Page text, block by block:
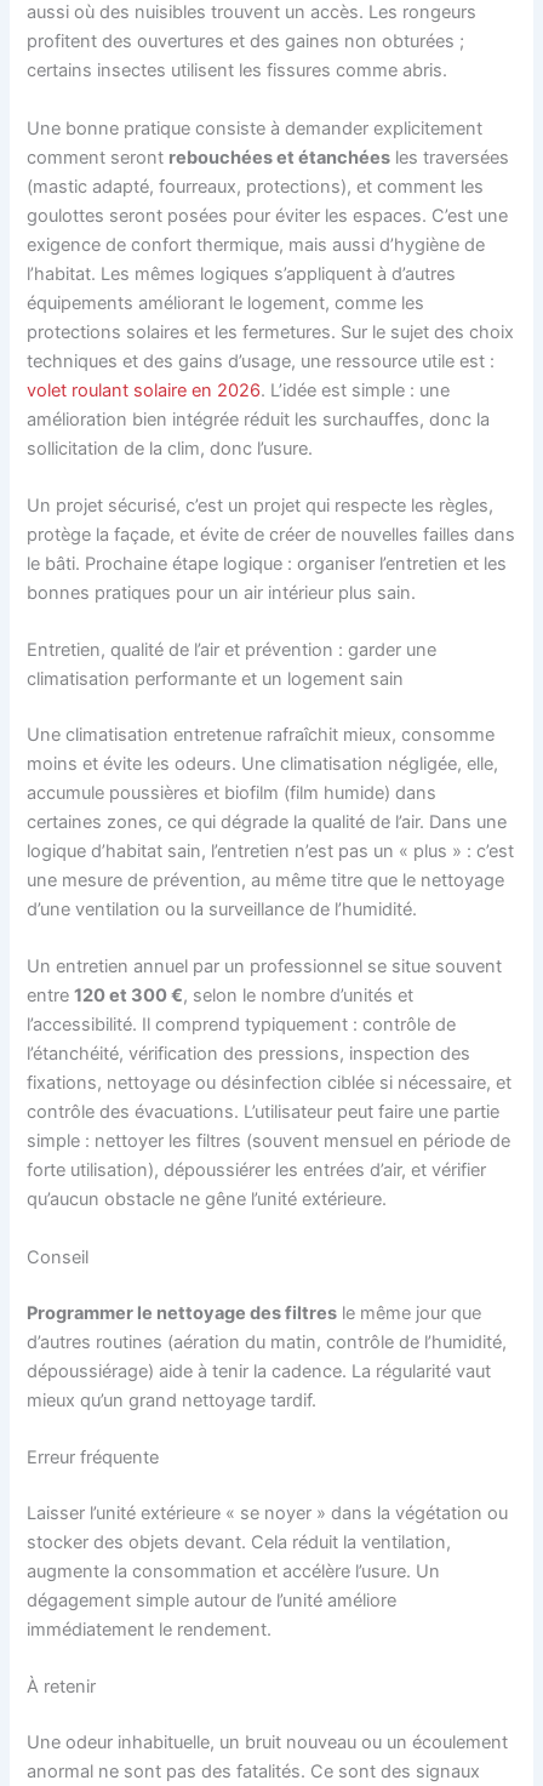
aussi où des nuisibles trouvent un accès. Les rongeurs
profitent des ouvertures et des gaines non obturées ;
certains insectes utilisent les fissures comme abris.
Une bonne pratique consiste à demander explicitement
comment seront rebouchées et étanchées les traversées
(mastic adapté, fourreaux, protections), et comment les
goulottes seront posées pour éviter les espaces. C’est une
exigence de confort thermique, mais aussi d’hygiène de
l’habitat. Les mêmes logiques s’appliquent à d’autres
équipements améliorant le logement, comme les
protections solaires et les fermetures. Sur le sujet des choix
techniques et des gains d’usage, une ressource utile est :
volet roulant solaire en 2026. L’idée est simple : une
amélioration bien intégrée réduit les surchauffes, donc la
sollicitation de la clim, donc l’usure.
Un projet sécurisé, c’est un projet qui respecte les règles,
protège la façade, et évite de créer de nouvelles failles dans
le bâti. Prochaine étape logique : organiser l’entretien et les
bonnes pratiques pour un air intérieur plus sain.
Entretien, qualité de l’air et prévention : garder une
climatisation performante et un logement sain
Une climatisation entretenue rafraîchit mieux, consomme
moins et évite les odeurs. Une climatisation négligée, elle,
accumule poussières et biofilm (film humide) dans
certaines zones, ce qui dégrade la qualité de l’air. Dans une
logique d’habitat sain, l’entretien n’est pas un « plus » : c’est
une mesure de prévention, au même titre que le nettoyage
d’une ventilation ou la surveillance de l’humidité.
Un entretien annuel par un professionnel se situe souvent
entre120 et 300 €, selon le nombre d’unités et
l’accessibilité. Il comprend typiquement : contrôle de
l’étanchéité, vérification des pressions, inspection des
fixations, nettoyage ou désinfection ciblée si nécessaire, et
contrôle des évacuations. L’utilisateur peut faire une partie
simple : nettoyer les filtres (souvent mensuel en période de
forte utilisation), dépoussiérer les entrées d’air, et vérifier
qu’aucun obstacle ne gêne l’unité extérieure.
Conseil
Programmer le nettoyage des filtres le même jour que
d’autres routines (aération du matin, contrôle de l’humidité,
dépoussiérage) aide à tenir la cadence. La régularité vaut
mieux qu’un grand nettoyage tardif.
Erreur fréquente
Laisser l’unité extérieure « se noyer » dans la végétation ou
stocker des objets devant. Cela réduit la ventilation,
augmente la consommation et accélère l’usure. Un
dégagement simple autour de l’unité améliore
immédiatement le rendement.
À retenir
Une odeur inhabituelle, un bruit nouveau ou un écoulement
anormal ne sont pas des fatalités. Ce sont des signaux